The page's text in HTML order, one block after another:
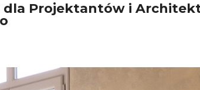
dla Projektantów i